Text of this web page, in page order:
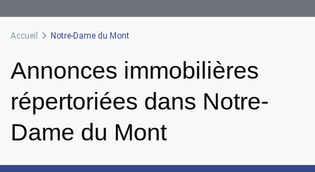
Accueil Notre-Dame du Mont
Annonces immobilières
répertoriées dans Notre-
Dame du Mont